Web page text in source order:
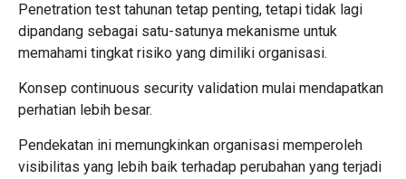
Penetration test tahunan tetap penting, tetapi tidak lagi
dipandang sebagai satu-satunya mekanisme untuk
memahami tingkat risiko yang dimiliki organisasi.
Konsep continuous security validation mulai mendapatkan
perhatian lebih besar.
Pendekatan ini memungkinkan organisasi memperoleh
visibilitas yang lebih baik terhadap perubahan yang terjadi